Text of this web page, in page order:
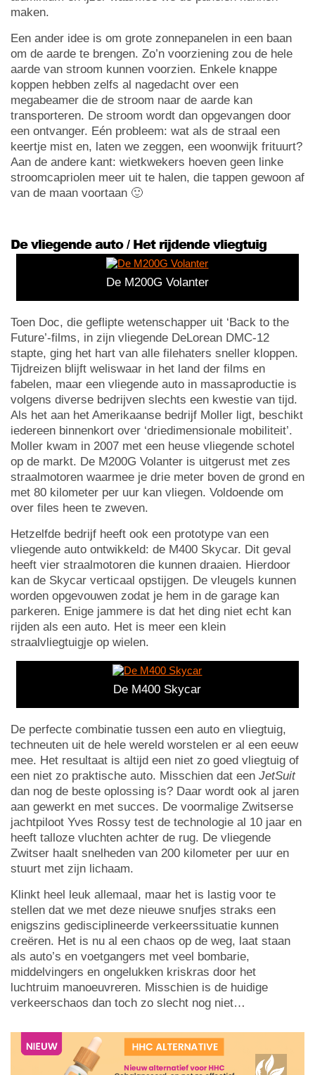
maken.
Een ander idee is om grote zonnepanelen in een baan
om de aarde te brengen. Zo’n voorziening zou de hele
aarde van stroom kunnen voorzien. Enkele knappe
koppen hebben zelfs al nagedacht over een
megabeamer die de stroom naar de aarde kan
transporteren. De stroom wordt dan opgevangen door
een ontvanger. Eén probleem: wat als de straal een
keertje mist en, laten we zeggen, een woonwijk frituurt?
Aan de andere kant: wietkwekers hoeven geen linke
stroomcapriolen meer uit te halen, die tappen gewoon af
van de maan voortaan 🙂
De vliegende auto / Het rijdende vliegtuig
De M200G Volanter
Toen Doc, die geflipte wetenschapper uit ‘Back to the
Future’-films, in zijn vliegende DeLorean DMC-12
stapte, ging het hart van alle filehaters sneller kloppen.
Tijdreizen blijft weliswaar in het land der films en
fabelen, maar een vliegende auto in massaproductie is
volgens diverse bedrijven slechts een kwestie van tijd.
Als het aan het Amerikaanse bedrijf Moller ligt, beschikt
iedereen binnenkort over ‘driedimensionale mobiliteit’.
Moller kwam in 2007 met een heuse vliegende schotel
op de markt. De M200G Volanter is uitgerust met zes
straalmotoren waarmee je drie meter boven de grond en
met 80 kilometer per uur kan vliegen. Voldoende om
over files heen te zweven.
Hetzelfde bedrijf heeft ook een prototype van een
vliegende auto ontwikkeld: de M400 Skycar. Dit geval
heeft vier straalmotoren die kunnen draaien. Hierdoor
kan de Skycar verticaal opstijgen. De vleugels kunnen
worden opgevouwen zodat je hem in de garage kan
parkeren. Enige jammere is dat het ding niet echt kan
rijden als een auto. Het is meer een klein
straalvliegtuigje op wielen.
De M400 Skycar
De perfecte combinatie tussen een auto en vliegtuig,
techneuten uit de hele wereld worstelen er al een eeuw
mee. Het resultaat is altijd een niet zo goed vliegtuig of
een niet zo praktische auto. Misschien dat een JetSuit
dan nog de beste oplossing is? Daar wordt ook al jaren
aan gewerkt en met succes. De voormalige Zwitserse
jachtpiloot Yves Rossy test de technologie al 10 jaar en
heeft talloze vluchten achter de rug. De vliegende
Zwitser haalt snelheden van 200 kilometer per uur en
stuurt met zijn lichaam.
Klinkt heel leuk allemaal, maar het is lastig voor te
stellen dat we met deze nieuwe snufjes straks een
enigszins gedisciplineerde verkeerssituatie kunnen
creëren. Het is nu al een chaos op de weg, laat staan
als auto’s en voetgangers met veel bombarie,
middelvingers en ongelukken kriskras door het
luchtruim manoeuvreren. Misschien is de huidige
verkeerschaos dan toch zo slecht nog niet…